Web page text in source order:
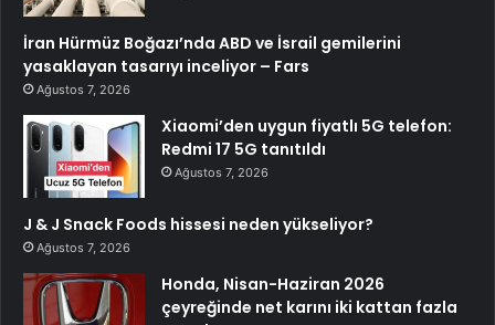
İran Hürmüz Boğazı’nda ABD ve İsrail gemilerini
yasaklayan tasarıyı inceliyor – Fars
Ağustos 7, 2026
Xiaomi’den uygun fiyatlı 5G telefon:
Redmi 17 5G tanıtıldı
Ağustos 7, 2026
J & J Snack Foods hissesi neden yükseliyor?
Ağustos 7, 2026
Honda, Nisan-Haziran 2026
çeyreğinde net karını iki kattan fazla